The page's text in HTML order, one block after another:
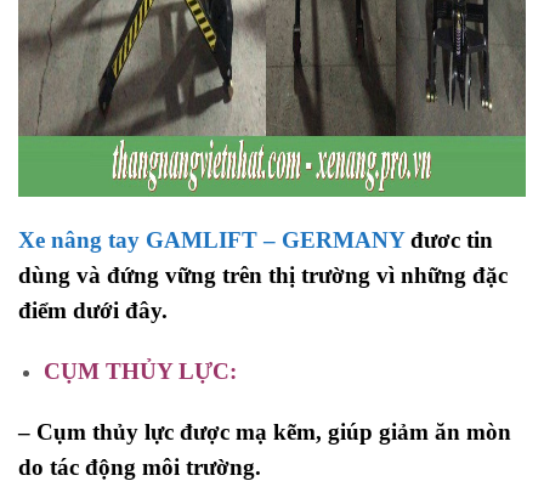
Xe nâng tay GAMLIFT – GERMANYđươc tin
dùng và đứng vững trên thị trường vì những đặc
điểm dưới đây.
CỤM THỦY LỰC:
– Cụm thủy lực được mạ kẽm, giúp giảm ăn mòn
do tác động môi trường.